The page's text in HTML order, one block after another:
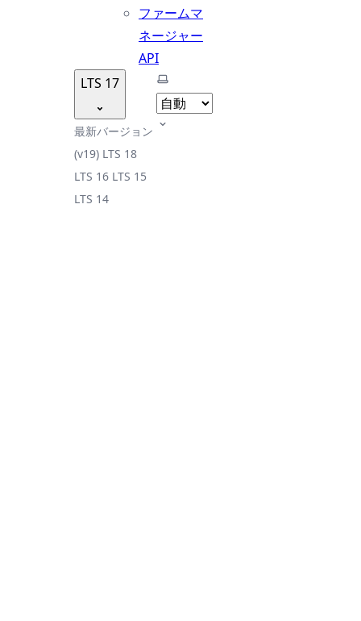
ファームマ
ネージャー
API
LTS 17
最新バージョン
(v19) LTS 18
LTS 16 LTS 15
LTS 14
テーマを選択